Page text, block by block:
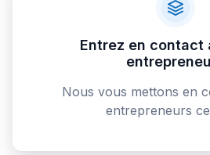
Entrez en contact
Nous vous mettons en
entrepreneurs